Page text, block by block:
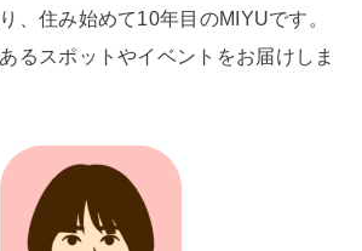
、住み始めて10年目のMIYUです。
るスポットやイベントをお届けしま